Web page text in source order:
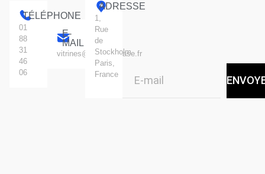
TÉLÉPHONE
01
88
31
46
06
E-
MAIL
vitrines@standingcase.fr
ADRESSE
1,
Rue
de
Stockholm.
Paris,
France